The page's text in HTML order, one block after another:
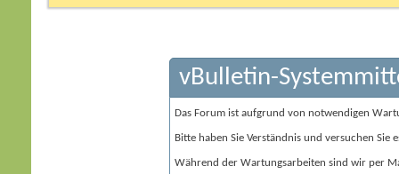
vBulletin-
Das Forum ist aufgrund von notwendigen
Bitte haben Sie Verständnis und versuchen Sie
Während der Wartungsarbeiten sind wir per